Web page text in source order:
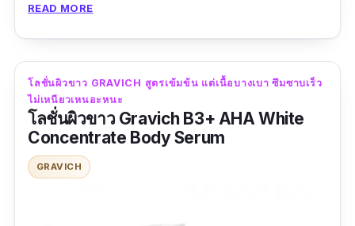
คอเลสเตอรอลและเบฮีนิกแอซิด ช่วยเสริมชั้นผิวให้
แข็งแรงและชุ่มชื้น
รีวิวจากผู้ใช้จริง:
"ชอบสูตรมาก เป็นโลชั่นที่บอก % active
ingredient มาเลย แล้วใส่เยอะนะ niacinamide
ชื่อมาอันดับสองเลย ส่วนผสมชนะ"
READ MORE
โลชั่นผิวขาว GRAVICH สูตรเข้มข้น แต่เนื้อบางเบา ซึมซาบเร็ว
ไม่เหนียวเหนอะหนะ
โลชั่นผิวขาว Gravich B3+ AHA White
Concentrate Body Serum
GRAVICH